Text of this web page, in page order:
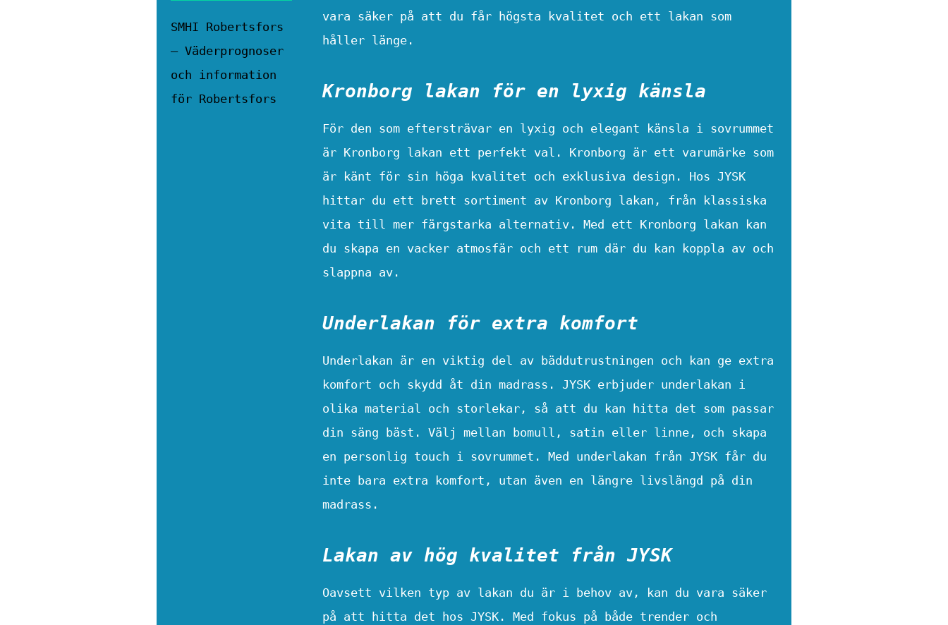
vara säker på att du får högsta kvalitet och ett lakan som
håller länge.
Kronborg lakan för en lyxig känsla
För den som eftersträvar en lyxig och elegant känsla i sovrummet
är Kronborg lakan ett perfekt val. Kronborg är ett varumärke som
är känt för sin höga kvalitet och exklusiva design. Hos JYSK
hittar du ett brett sortiment av Kronborg lakan, från klassiska
vita till mer färgstarka alternativ. Med ett Kronborg lakan kan
du skapa en vacker atmosfär och ett rum där du kan koppla av och
slappna av.
Underlakan för extra komfort
Underlakan är en viktig del av bäddutrustningen och kan ge extra
komfort och skydd åt din madrass. JYSK erbjuder underlakan i
olika material och storlekar, så att du kan hitta det som passar
din säng bäst. Välj mellan bomull, satin eller linne, och skapa
en personlig touch i sovrummet. Med underlakan från JYSK får du
inte bara extra komfort, utan även en längre livslängd på din
madrass.
Lakan av hög kvalitet från JYSK
Oavsett vilken typ av lakan du är i behov av, kan du vara säker
på att hitta det hos JYSK. Med fokus på både trender och
SMHI Robertsfors
– Väderprognoser
och information
för Robertsfors